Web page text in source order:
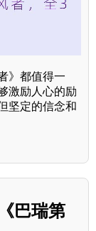
》都值得一
激励人心的励
坚定的信念和
巴瑞第